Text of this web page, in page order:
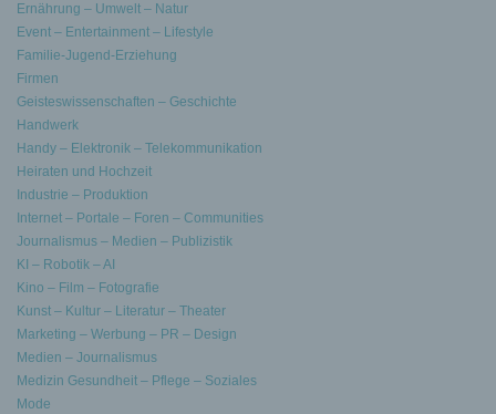
Ernährung – Umwelt – Natur
Event – Entertainment – Lifestyle
Familie-Jugend-Erziehung
Firmen
Geisteswissenschaften – Geschichte
Handwerk
Handy – Elektronik – Telekommunikation
Heiraten und Hochzeit
Industrie – Produktion
Internet – Portale – Foren – Communities
Journalismus – Medien – Publizistik
KI – Robotik – AI
Kino – Film – Fotografie
Kunst – Kultur – Literatur – Theater
Marketing – Werbung – PR – Design
Medien – Journalismus
Medizin Gesundheit – Pflege – Soziales
Mode